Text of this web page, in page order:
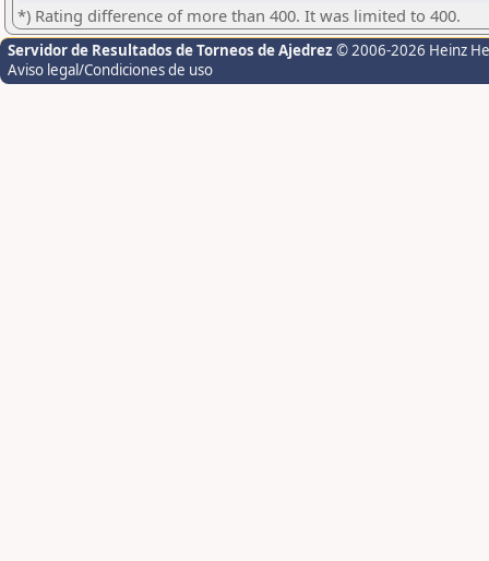
*) Rating difference of more than 400. It was limited to 400.
Servidor de Resultados de Torneos de Ajedrez © 2006-2026 Heinz
Aviso legal/Condiciones de uso